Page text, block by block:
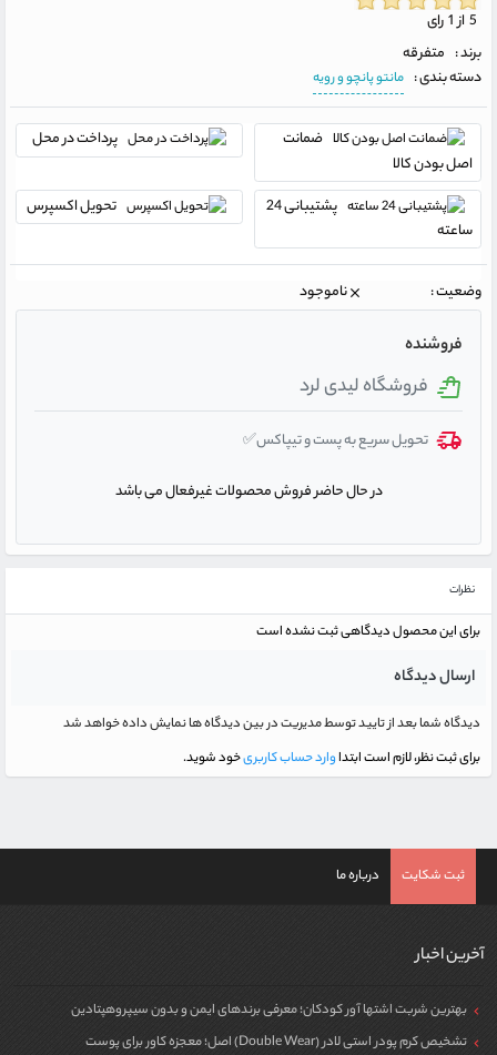
برند : متفرقه
دسته بندی : مانتو پانچو و رویه
ضمانت
اصل بودن کالا
پرداخت در محل
پشتیبانی 24
ساعته
تحویل اکسپرس
وضعیت : ناموجود
فروشنده
فروشگاه لیدی لرد
تحویل سریع به پست و تیپاکس✅
در حال حاضر فروش محصولات غیرفعال می باشد
نظرات
برای این محصول دیدگاهی ثبت نشده است
ارسال دیدگاه
دیدگاه شما بعد از تایید توسط مدیریت در بین دیدگاه ها نمایش داده خواهد شد
برای ثبت نظر، لازم است ابتداوارد حساب کاربریخود شوید.
ثبت شکایت درباره ما
آخرین اخبار
بهترین شربت اشتها آور کودکان؛ معرفی برندهای ایمن و بدون سیپروهپتادین
تشخیص کرم پودر استی لادر (Double Wear) اصل؛ معجزه کاور برای پوست